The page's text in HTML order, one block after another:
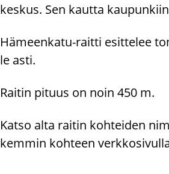
kes­kus. Sen kaut­ta
Hämeenkatu-​raitti esit­te­lee
le asti.
Rai­tin pi­tuus on noin 450 m.
Katso alta rai­tin koh­tei­den
kem­min koh­teen